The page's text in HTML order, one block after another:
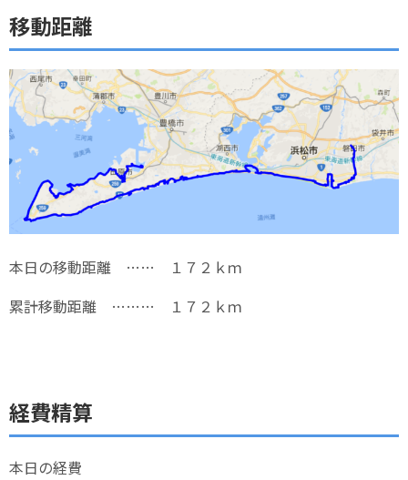
移動距離
本日の移動距離 …… １７２ｋｍ
累計移動距離 ……… １７２ｋｍ
経費精算
本日の経費